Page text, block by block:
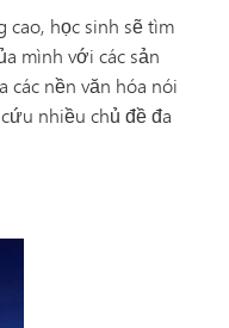
cao, học sinh sẽ tìm
mình với các sản
các nền văn hóa nói
nhiều chủ đề đa
Nâng cao